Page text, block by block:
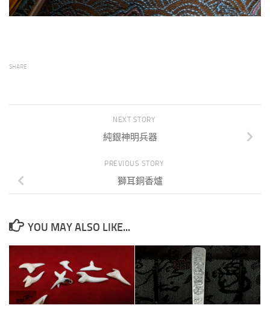
SHARE
NEXT STORY
純銀神明兵器
PREVIOUS STORY
獅耳銅香爐
YOU MAY ALSO LIKE...